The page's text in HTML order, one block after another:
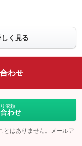
あり
接続
なし
試乗車
なし
レザーシート
なし
あり
トキー
ラットタイヤ
なし
く見る
わせ
依頼
わせ
とはありません。メールア